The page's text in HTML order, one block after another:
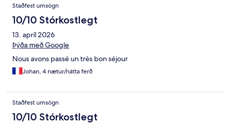
Staðfest umsögn
10/10 Stórkostlegt
13. apríl 2026
Þýða með Google
Nous avons passé un très bon séjour
Johan, 4 nætur/nátta ferð
Staðfest umsögn
10/10 Stórkostlegt